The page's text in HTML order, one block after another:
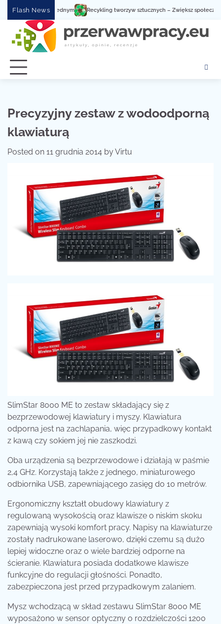
content
Flash News
serwisowa w jednym Recykling tworzyw sztucznych – Zwiększ społeczną
Precyzyjny zestaw z wodoodporną
klawiaturą
Posted on 11 grudnia 2014 byVirtu
SlimStar 8000 ME to zestaw składający się z
bezprzewodowej klawiatury i myszy. Klawiatura
odporna jest na zachlapania, więc przypadkowy kontakt
z kawą czy sokiem jej nie zaszkodzi.
Oba urządzenia są bezprzewodowe i działają w paśmie
2,4 GHz. Korzystają także z jednego, miniaturowego
odbiornika USB, zapewniającego zasięg do 10 metrów.
Ergonomiczny kształt obudowy klawiatury z
regulowaną wysokością oraz klawisze o niskim skoku
zapewniają wysoki komfort pracy. Napisy na klawiaturze
zostały nadrukowane laserowo, dzięki czemu są dużo
lepiej widoczne oraz o wiele bardziej odporne na
ścieranie. Klawiatura posiada dodatkowe klawisze
funkcyjne do regulacji głośności. Ponadto,
zabezpieczona jest przed przypadkowym zalaniem.
Mysz wchodzącą w skład zestawu SlimStar 8000 ME
wyposażono w sensor optyczny o rozdzielczości 1200